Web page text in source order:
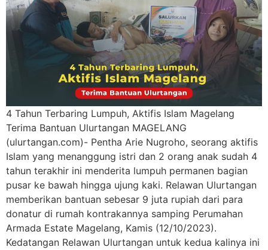
4 Tahun Terbaring Lumpuh, Aktifis Islam Magelang
Terima Bantuan Ulurtangan MAGELANG
(ulurtangan.com)- Pentha Arie Nugroho, seorang aktifis
Islam yang menanggung istri dan 2 orang anak sudah 4
tahun terakhir ini menderita lumpuh permanen bagian
pusar ke bawah hingga ujung kaki. Relawan Ulurtangan
memberikan bantuan sebesar 9 juta rupiah dari para
donatur di rumah kontrakannya samping Perumahan
Armada Estate Magelang, Kamis (12/10/2023).
Kedatangan Relawan Ulurtangan untuk kedua kalinya ini